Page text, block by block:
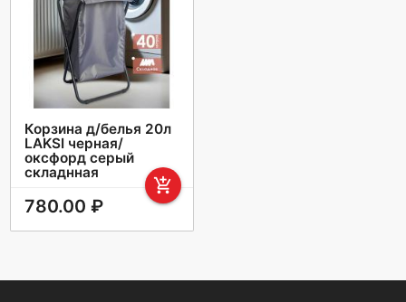
Корзина д/белья 20л
LAKSI черная/
оксфорд серый
складнная
add_shopping_cart
780.00 ₽